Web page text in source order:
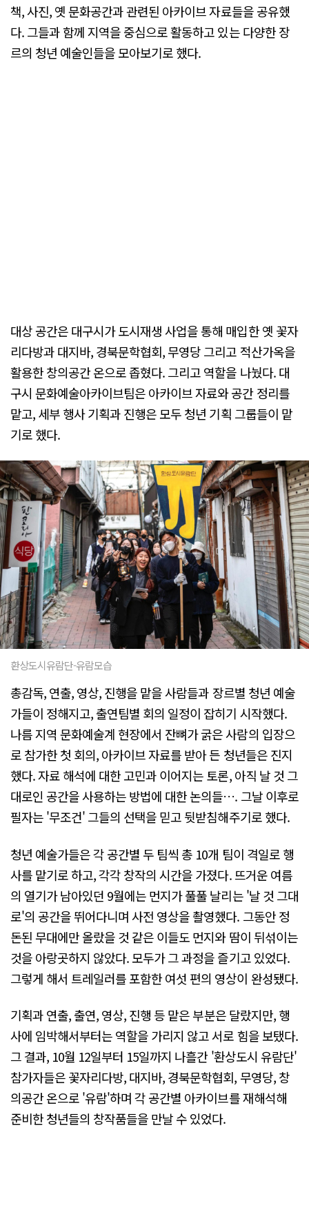
책, 사진, 옛 문화공간과 관련된 아카이브 자료들을 공유했
다. 그들과 함께 지역을 중심으로 활동하고 있는 다양한 장
르의 청년 예술인들을 모아보기로 했다.
대상 공간은 대구시가 도시재생 사업을 통해 매입한 옛 꽃자
리다방과 대지바, 경북문학협회, 무영당 그리고 적산가옥을
활용한 창의공간 온으로 좁혔다. 그리고 역할을 나눴다. 대
구시 문화예술아카이브팀은 아카이브 자료와 공간 정리를
맡고, 세부 행사 기획과 진행은 모두 청년 기획 그룹들이 맡
기로 했다.
환상도시유람단-유람모습
총감독, 연출, 영상, 진행을 맡을 사람들과 장르별 청년 예술
가들이 정해지고, 출연팀별 회의 일정이 잡히기 시작했다.
나름 지역 문화예술계 현장에서 잔뼈가 굵은 사람의 입장으
로 참가한 첫 회의, 아카이브 자료를 받아 든 청년들은 진지
했다. 자료 해석에 대한 고민과 이어지는 토론, 아직 날 것 그
대로인 공간을 사용하는 방법에 대한 논의들…. 그날 이후로
필자는 '무조건' 그들의 선택을 믿고 뒷받침해주기로 했다.
청년 예술가들은 각 공간별 두 팀씩 총 10개 팀이 격일로 행
사를 맡기로 하고, 각각 창작의 시간을 가졌다. 뜨거운 여름
의 열기가 남아있던 9월에는 먼지가 풀풀 날리는 '날 것 그대
로'의 공간을 뛰어다니며 사전 영상을 촬영했다. 그동안 정
돈된 무대에만 올랐을 것 같은 이들도 먼지와 땀이 뒤섞이는
것을 아랑곳하지 않았다. 모두가 그 과정을 즐기고 있었다.
그렇게 해서 트레일러를 포함한 여섯 편의 영상이 완성됐다.
기획과 연출, 출연, 영상, 진행 등 맡은 부분은 달랐지만, 행
사에 임박해서부터는 역할을 가리지 않고 서로 힘을 보탰다.
그 결과, 10월 12일부터 15일까지 나흘간 '환상도시 유람단'
참가자들은 꽃자리다방, 대지바, 경북문학협회, 무영당, 창
의공간 온으로 '유람'하며 각 공간별 아카이브를 재해석해
준비한 청년들의 창작품들을 만날 수 있었다.